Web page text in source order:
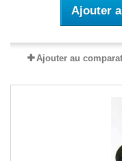
Ajouter
Ajouter au